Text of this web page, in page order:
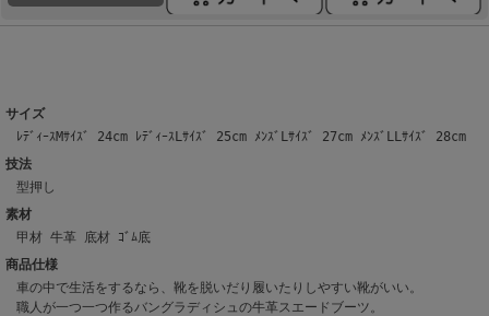
サイズ
ﾚﾃﾞｨｰｽMｻｲｽﾞ 24cm ﾚﾃﾞｨｰｽLｻｲｽﾞ 25cm ﾒﾝｽﾞLｻｲｽﾞ 27cm ﾒﾝｽﾞLLｻｲｽﾞ 28cm
技法
型押し
素材
甲材 牛革 底材 ｺﾞﾑ底
商品仕様
車の中で生活をするなら、靴を脱いだり履いたりしやすい靴がいい。
職人が一つ一つ作るバングラディシュの牛革スエードブーツ。